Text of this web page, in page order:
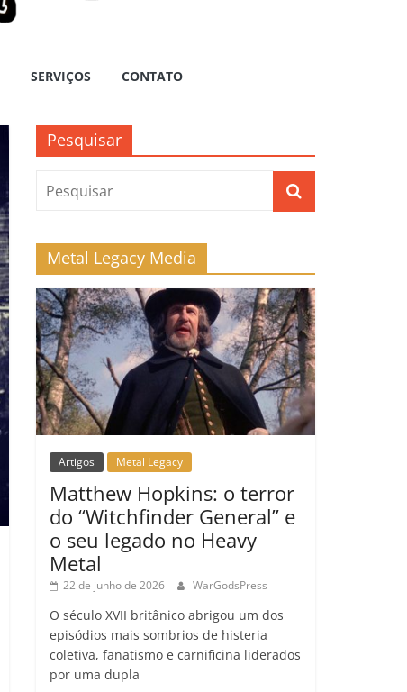
SERVIÇOS CONTATO
Pesquisar
Metal Legacy Media
Artigos Metal Legacy
Matthew Hopkins: o terror
do “Witchfinder General” e
o seu legado no Heavy
Metal
22 de junho de 2026 WarGodsPress
O século XVII britânico abrigou um dos
episódios mais sombrios de histeria
coletiva, fanatismo e carnificina liderados
por uma dupla